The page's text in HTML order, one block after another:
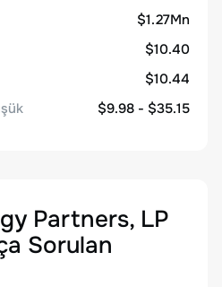
$1.27Mn
$10.40
$10.44
$9.98 - $35.15
Partners, LP
Sorulan